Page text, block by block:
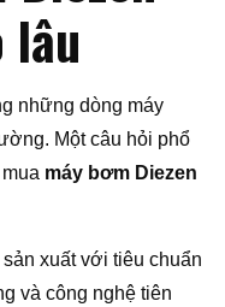
lâu
những dòng máy
Một câu hỏi phổ
máy bơm Diezen
xuất với tiêu chuẩn
và công nghệ tiên